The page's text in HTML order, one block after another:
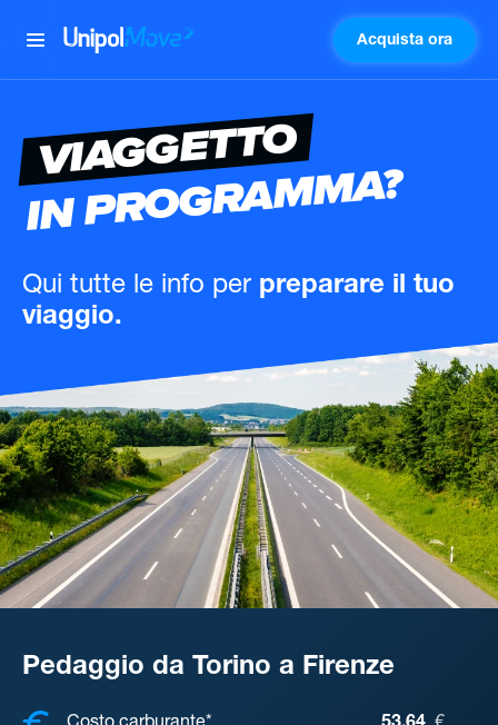
UnipolMove Acquista ora
VIAGGETTO
IN PROGRAMMA?
Qui tutte le info per preparare il tuo
viaggio.
Pedaggio da Torino a Firenze
COSTI, DISTANZA, TEMPO DI